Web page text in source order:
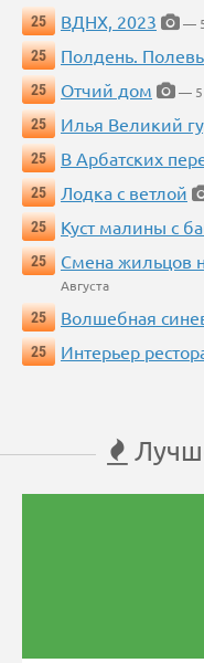
25 ВДНХ, 2023
—
25
Полдень.
25
Отчий дом
— 5
25
Илья Великий
25
В Арбатских
25
Лодка с ветлой
25
Куст малины с
25
Смена жильцов
Августа
25
Волшебная
25
Интерьер